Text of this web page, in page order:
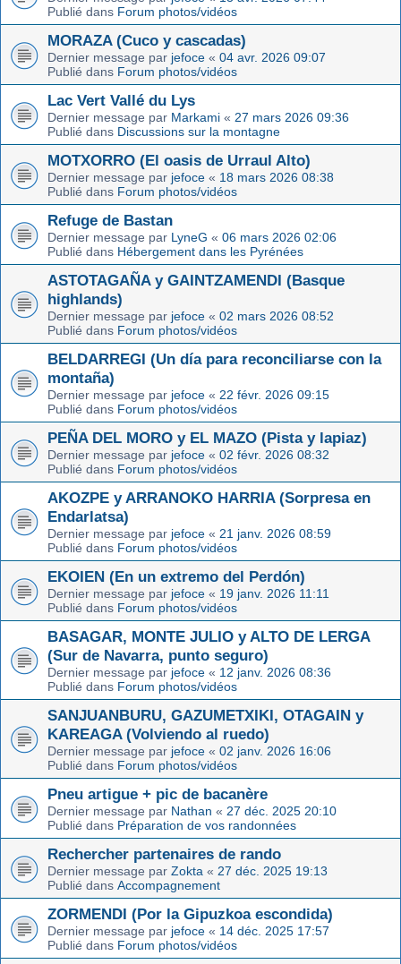
Publié dans Forum photos/vidéos
MORAZA (Cuco y cascadas)
Dernier message par jefoce « 04 avr. 2026 09:07
Publié dans Forum photos/vidéos
Lac Vert Vallé du Lys
Dernier message par Markami « 27 mars 2026 09:36
Publié dans Discussions sur la montagne
MOTXORRO (El oasis de Urraul Alto)
Dernier message par jefoce « 18 mars 2026 08:38
Publié dans Forum photos/vidéos
Refuge de Bastan
Dernier message par LyneG « 06 mars 2026 02:06
Publié dans Hébergement dans les Pyrénées
ASTOTAGAÑA y GAINTZAMENDI (Basque
highlands)
Dernier message par jefoce « 02 mars 2026 08:52
Publié dans Forum photos/vidéos
BELDARREGI (Un día para reconciliarse con la
montaña)
Dernier message par jefoce « 22 févr. 2026 09:15
Publié dans Forum photos/vidéos
PEÑA DEL MORO y EL MAZO (Pista y lapiaz)
Dernier message par jefoce « 02 févr. 2026 08:32
Publié dans Forum photos/vidéos
AKOZPE y ARRANOKO HARRIA (Sorpresa en
Endarlatsa)
Dernier message par jefoce « 21 janv. 2026 08:59
Publié dans Forum photos/vidéos
EKOIEN (En un extremo del Perdón)
Dernier message par jefoce « 19 janv. 2026 11:11
Publié dans Forum photos/vidéos
BASAGAR, MONTE JULIO y ALTO DE LERGA
(Sur de Navarra, punto seguro)
Dernier message par jefoce « 12 janv. 2026 08:36
Publié dans Forum photos/vidéos
SANJUANBURU, GAZUMETXIKI, OTAGAIN y
KAREAGA (Volviendo al ruedo)
Dernier message par jefoce « 02 janv. 2026 16:06
Publié dans Forum photos/vidéos
Pneu artigue + pic de bacanère
Dernier message par Nathan « 27 déc. 2025 20:10
Publié dans Préparation de vos randonnées
Rechercher partenaires de rando
Dernier message par Zokta « 27 déc. 2025 19:13
Publié dans Accompagnement
ZORMENDI (Por la Gipuzkoa escondida)
Dernier message par jefoce « 14 déc. 2025 17:57
Publié dans Forum photos/vidéos